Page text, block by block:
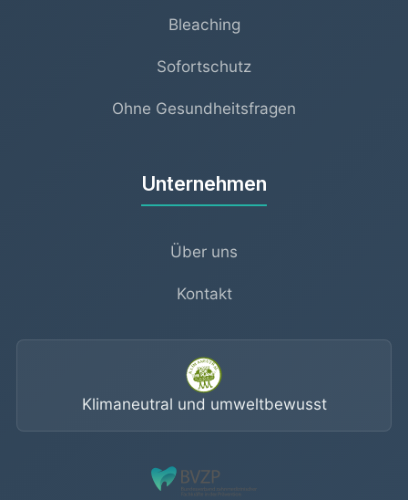
Bleaching
Sofortschutz
Ohne Gesundheitsfragen
Unternehmen
Über uns
Kontakt
Klimaneutral und umweltbewusst